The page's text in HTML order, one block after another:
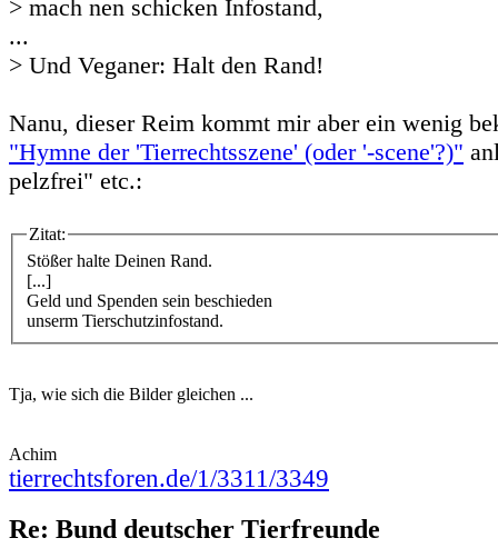
> mach nen schicken Infostand,
...
> Und Veganer: Halt den Rand!
Nanu, dieser Reim kommt mir aber ein wenig
"Hymne der 'Tierrechtsszene' (oder '-scene'?)"
pelzfrei" etc.:
Zitat:
Stößer halte Deinen Rand.
[...]
Geld und Spenden sein beschieden
unserm Tierschutzinfostand.
Tja, wie sich die Bilder gleichen ...
Achim
tierrechtsforen.de/1/3311/3349
Re: Bund deutscher Tierfreunde